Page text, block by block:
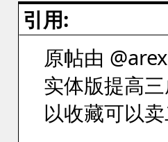
引用:
原帖由
实体版提高
以收藏可以